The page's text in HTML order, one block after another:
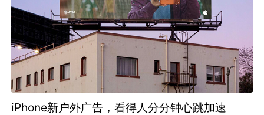
iPhone新户外广告，看得人分分钟心跳加速